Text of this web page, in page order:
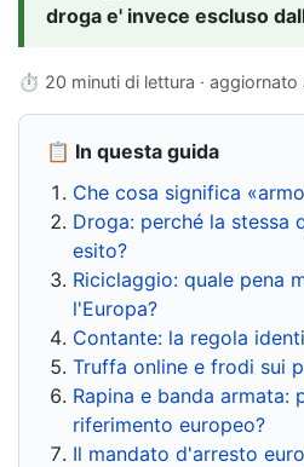
droga e' invece escluso
⏱ 20 minuti di lettura · aggiornato
📋 In questa guida
Che cosa significa
Droga: perché la stessa
esito?
Riciclaggio: quale pena
l'Europa?
Contante: la regola
Truffa online e frodi sui
Rapina e banda armata:
riferimento europeo?
Il mandato d'arresto